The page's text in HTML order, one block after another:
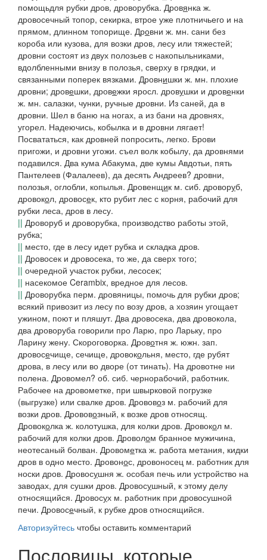
помощьдля рубки дров, дроворубка. Дровянка ж.
дровосечный топор, секирка, втрое уже плотничьего и на
прямом, длинном топорище. Дровни ж. мн. сани без
короба или кузова, для возки дров, лесу или тяжестей;
дровни состоят из двух полозьев с накопыльниками,
вдолбленными внизу в полозья, сверху в грядки, и
связанными поперек вязками. Дровнишки ж. мн. плохие
дровни; дровешки, дровежки яросл. дровушки и дровенки
ж. мн. салазки, чунки, ручные дровни. Из саней, да в
дровни. Шел в баню на ногах, а из бани на дровнях,
угорел. Надеючись, кобылка и в дровни лягает!
Посвататься, как дровней попросить, легко. Брови
пригожи, и дровни угожи. съел волк кобылу, да дровнями
подавился. Два кума Абакума, две кумы Авдотьи, пять
Пантелеев (Фалалеев), да десять Андреев? дровни,
полозья, оглобли, копылья. Дровенщик м. сиб. дроворуб,
дровокол, дровосек, кто рубит лес с корня, рабочий для
рубки леса, дров в лесу.
|| Дроворуб и дроворубка, производство работы этой,
рубка;
|| место, где в лесу идет рубка и складка дров.
|| Дровосек и дровосека, то же, да сверх того;
|| очередной участок рубки, лесосек;
|| насекомое Cerambix, вредное для лесов.
|| Дроворубка перм. дровяницы, помочь для рубки дров;
всякий привозит из лесу по возу дров, а хозяин угощает
ужином, поют и пляшут. Два дровосека, два дровокола,
два дроворуба говорили про Ларю, про Ларьку, про
Ларину жену. Скороговорка. Дровотня ж. южн. зап.
дровосечище, сечище, дровокольня, место, где рубят
дрова, в лесу или во дворе (оттинать). На дровотне ни
полена. Дровомел? об. сиб. чернорабочий, работник.
Рабочее на дровометке, при швырковой погрузке
(выгрузке) или свалке дров. Дрововоз м. рабочий для
возки дров. Дрововозный, к возке дров относящ.
Дровоколка ж. колотушка, для колки дров. Дровокол м.
рабочий для колки дров. Дроволом бранное мужичина,
неотесаный болван. Дровометка ж. работа метания, кидки
дров в одно место. Дровонос, дровоносец м. работник для
носки дров. Дровосушня ж. особая печь или устройство на
заводах, для сушки дров. Дровосушный, к этому делу
относящийся. Дровосух м. работник при дровосушной
печи. Дровосечный, к рубке дров относящийся.
Авторизуйтесь чтобы оставить комментарий